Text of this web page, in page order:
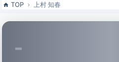
TOP 上村 知春
-